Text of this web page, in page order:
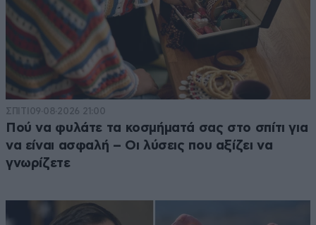
ΣΠΙΤΙ 09·08·2026 21:00
Πού να φυλάτε τα κοσμήματά σας στο σπίτι για
να είναι ασφαλή – Οι λύσεις που αξίζει να
γνωρίζετε